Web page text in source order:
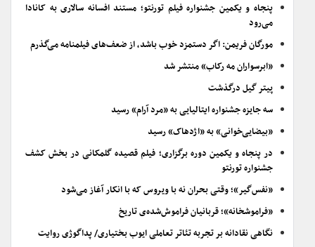
پنجاه و یکمین جشنواره فیلم تورنتو؛ مستند افسانه سالاری به کانادا
می‌رود
مورگان فریمن: اگر دستمزد خوب باشد، از ضعف‌های فیلمنامه می‌گذرم
«ابرسواران مه رکاب» منتشر شد
پیتر گیل درگذشت
سه جایزه جشنواره ایتالیایی به «مرد آرام» رسید
«بیضایی‌خوانی» به «اژدهاک» رسید
در پنجاه و یکمین دوره برگزاری؛ فیلم قصیده گلمکانی در بخش کشف
جشنواره تورنتو
«نفس‌گیر»؛ وقتی بحران نه با ویروس که با انکار آغاز می‌شود
«فراموشخانه»؛ قربانیان فراموش‌شده‌ی تاریخ
نگاهی نقادانه بر تجربه تئاتر تعاملی ایوب بختیاری/ پداگوژی روایت